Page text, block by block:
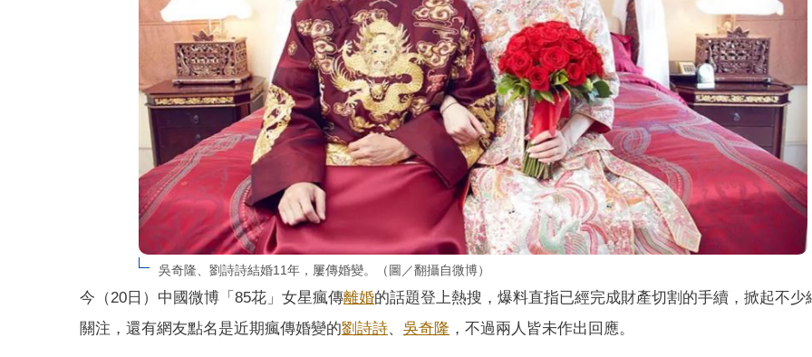
吳奇隆、劉詩詩結婚11年，屢傳婚變。（圖／翻攝自微博）
今（20日）中國微博「85花」女星瘋傳離婚的話題登上熱搜，爆料直指已經完成財產切割的手續，掀起不少
關注，還有網友點名是近期瘋傳婚變的劉詩詩、 吳奇隆 ，不過兩人皆未作出回應。